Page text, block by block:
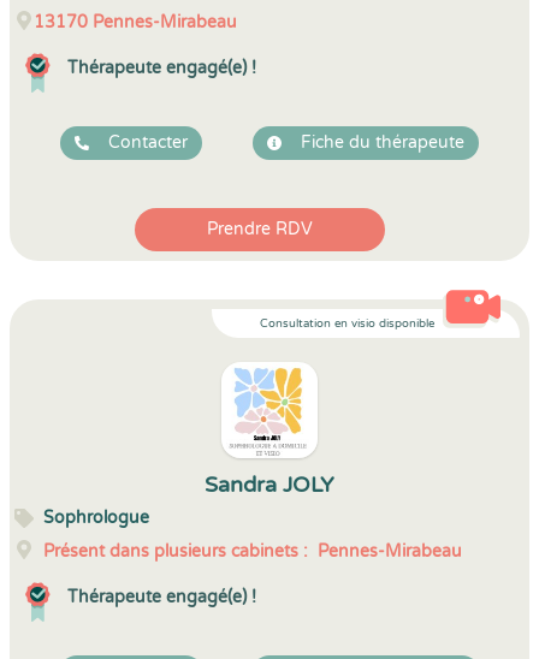
13170 Pennes-Mirabeau
Thérapeute engagé(e) !
Contacter Fiche du thérapeute
Prendre RDV
Consultation en visio disponible
Sandra JOLY
Sophrologue
Présent dans plusieurs cabinets : Pennes-Mirabeau
Thérapeute engagé(e) !